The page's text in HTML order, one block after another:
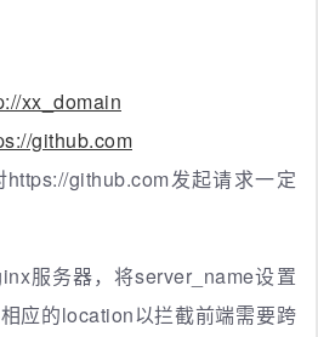
xx_domain
github.com
github.com发起请求一定
服务器，将server_name设置
应的location以拦截前端需要跨